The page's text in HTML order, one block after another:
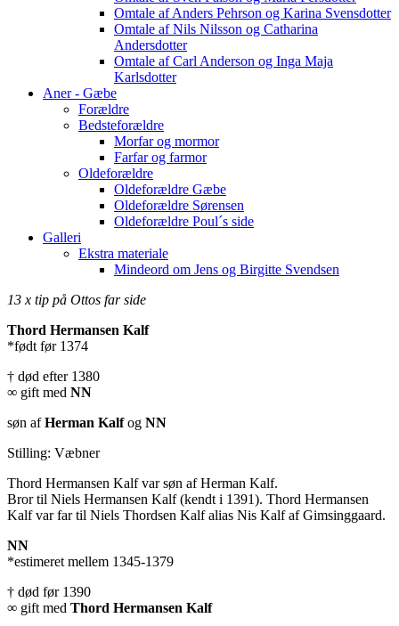
Omtale af Anders Pehrson og Karina Svensdotter
Omtale af Nils Nilsson og Catharina
Andersdotter
Omtale af Carl Anderson og Inga Maja
Karlsdotter
Aner - Gæbe
Forældre
Bedsteforældre
Morfar og mormor
Farfar og farmor
Oldeforældre
Oldeforældre Gæbe
Oldeforældre Sørensen
Oldeforældre Poul´s side
Galleri
Ekstra materiale
Mindeord om Jens og Birgitte Svendsen
13 x tip på Ottos far side
Thord Hermansen Kalf
*født før 1374
† død efter 1380
∞ gift med NN
søn afHerman Kalfog NN
Stilling: Væbner
Thord Hermansen Kalf var søn af Herman Kalf.
Bror til Niels Hermansen Kalf (kendt i 1391). Thord Hermansen
Kalf var far til Niels Thordsen Kalf alias Nis Kalf af Gimsinggaard.
NN
*estimeret mellem 1345-1379
† død før 1390
∞ gift med Thord Hermansen Kalf